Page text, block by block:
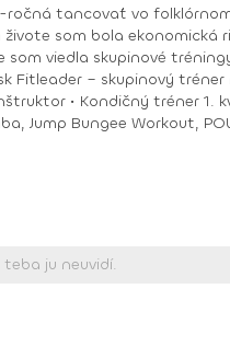
tancovať vo
viedla skupinové
Instagram: di_hochi, Facebook: Diana Hô